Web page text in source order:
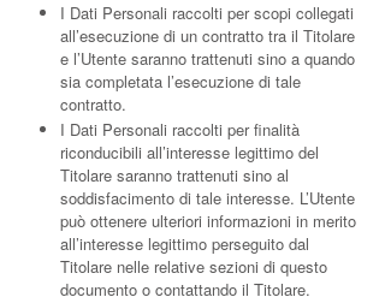
I Dati Personali raccolti per scopi collegati
all’esecuzione di un contratto tra il Titolare
e l’Utente saranno trattenuti sino a quando
sia completata l’esecuzione di tale
contratto.
I Dati Personali raccolti per finalità
riconducibili all’interesse legittimo del
Titolare saranno trattenuti sino al
soddisfacimento di tale interesse. L’Utente
può ottenere ulteriori informazioni in merito
all’interesse legittimo perseguito dal
Titolare nelle relative sezioni di questo
documento o contattando il Titolare.